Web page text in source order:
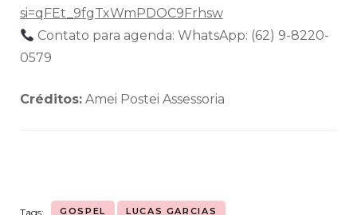
si=qFEt_9fgTxWmPDOC9Frhsw
Contato para agenda: WhatsApp: (62) 9-8220-
0579
Créditos: Amei Postei Assessoria
Tags: GOSPEL LUCAS GARCIAS